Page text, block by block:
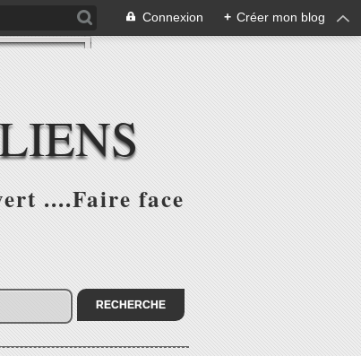
Connexion + Créer mon blog
....Faire face